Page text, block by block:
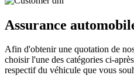
Assurance
Afin d'obtenir une quotation de
choisir l'une des catégories ci-
respectif du véhicule que vous